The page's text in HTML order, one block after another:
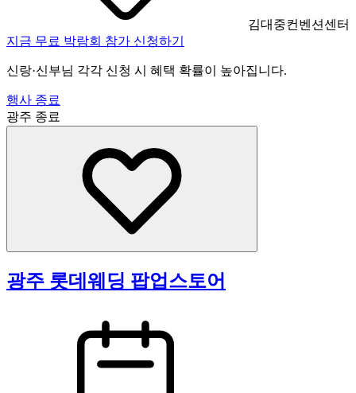
김대중컨벤션센터
지금 무료 박람회 참가 신청하기
신랑·신부님 각각 신청 시 혜택 확률이 높아집니다.
행사 종료
광주 종료
광주 롯데웨딩 팝업스토어